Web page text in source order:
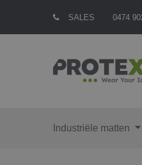
SALES 0474
Industriële matten